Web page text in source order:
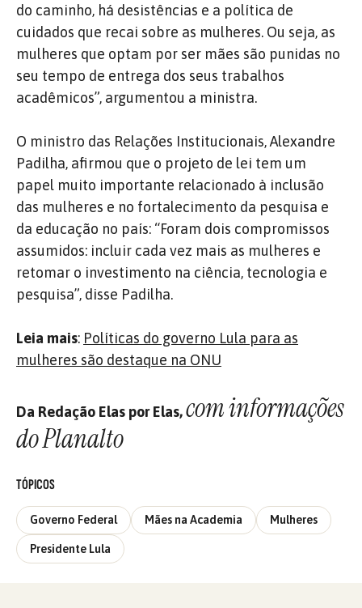
do caminho, há desistências e a política de
cuidados que recai sobre as mulheres. Ou seja, as
mulheres que optam por ser mães são punidas no
seu tempo de entrega dos seus trabalhos
acadêmicos”, argumentou a ministra.
O ministro das Relações Institucionais, Alexandre
Padilha, afirmou que o projeto de lei tem um
papel muito importante relacionado à inclusão
das mulheres e no fortalecimento da pesquisa e
da educação no país: “Foram dois compromissos
assumidos: incluir cada vez mais as mulheres e
retomar o investimento na ciência, tecnologia e
pesquisa”, disse Padilha.
Leia mais: Políticas do governo Lula para as
mulheres são destaque na ONU
Da Redação Elas por Elas,com informações
do Planalto
TÓPICOS
Governo Federal Mães na Academia Mulheres
Presidente Lula